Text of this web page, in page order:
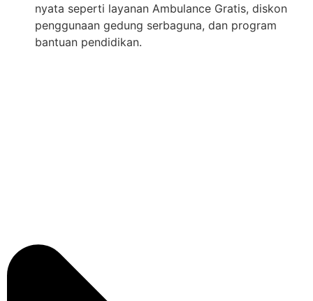
nyata seperti layanan Ambulance Gratis, diskon
penggunaan gedung serbaguna, dan program
bantuan pendidikan.